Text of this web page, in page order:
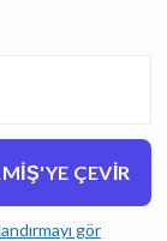
ÇEVIR
gör